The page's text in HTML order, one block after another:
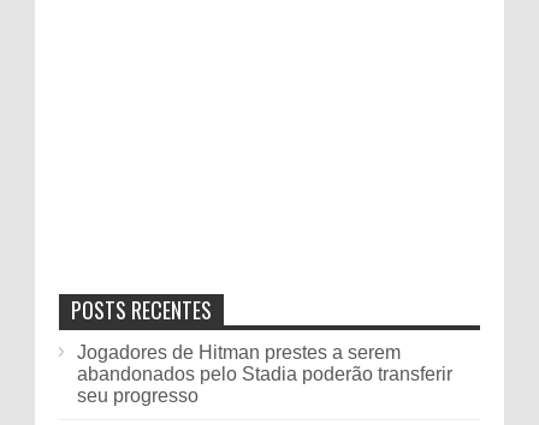
POSTS RECENTES
Jogadores de Hitman prestes a serem
abandonados pelo Stadia poderão transferir
seu progresso